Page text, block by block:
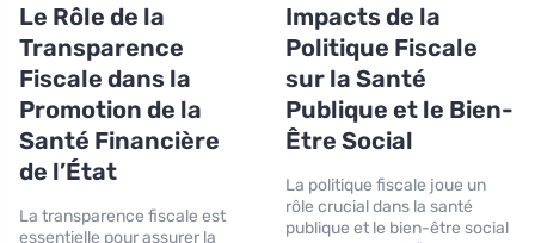
Le Rôle de la
Transparence
Fiscale dans la
Promotion de la
Santé Financière
de l’État
La transparence fiscale est
essentielle pour assurer la
Impacts de la
Politique Fiscale
sur la Santé
Publique et le Bien-
Être Social
La politique fiscale joue un
rôle crucial dans la santé
publique et le bien-être social